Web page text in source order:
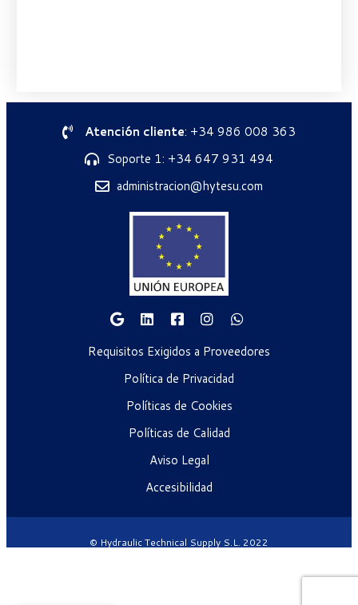
Atención cliente: +34 986 008 363
Soporte 1: +34 647 931 494
administracion@hytesu.com
Requisitos Exigidos a Proveedores
Política de Privacidad
Políticas de Cookies
Políticas de Calidad
Aviso Legal
Accesibilidad
© Hydraulic Technical Supply S.L. 2022